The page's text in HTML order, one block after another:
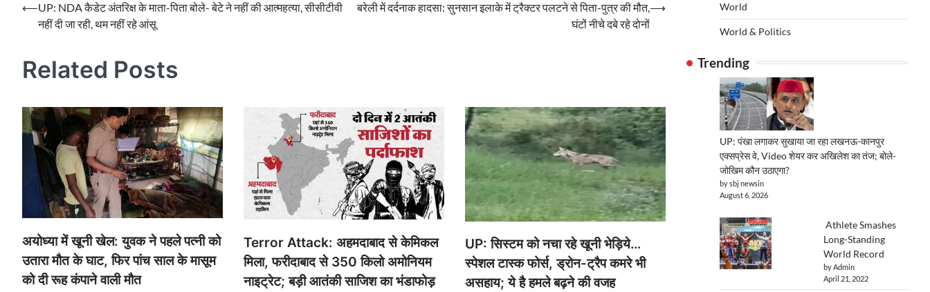
Post
navigation
⟵UP: NDA कैडेट अंतरिक्ष के माता-पिता बोले- बेटे ने नहीं की आत्महत्या, सीसीटीवी
नहीं दी जा रही, थम नहीं रहे आंसू
बरेली में दर्दनाक हादसा: सुनसान इलाके में ट्रैक्टर पलटने से पिता-पुत्र की मौत,
घंटों नीचे दबे रहे दोनों
⟶
Related Posts
अयोध्या में खूनी खेल: युवक ने पहले पत्नी को
उतारा मौत के घाट, फिर पांच साल के मासूम
को दी रूह कंपाने वाली मौत
Terror Attack: अहमदाबाद से केमिकल
मिला, फरीदाबाद से 350 किलो अमोनियम
नाइट्रेट; बड़ी आतंकी साजिश का भंडाफोड़
UP: सिस्टम को नचा रहे खूनी भेड़िये…
स्पेशल टास्क फोर्स, ड्रोन-ट्रैप कमरे भी
असहाय; ये है हमले बढ़ने की वजह
World
World & Politics
Trending
UP: पंखा लगाकर सुखाया जा रहा लखनऊ-कानपुर
एक्सप्रेस वे, Video शेयर कर अखिलेश का तंज; बोले-
जोखिम कौन उठाएगा?
by sbj newsin
August 6, 2026
Athlete Smashes
Long-Standing
World Record
by Admin
April 21, 2022